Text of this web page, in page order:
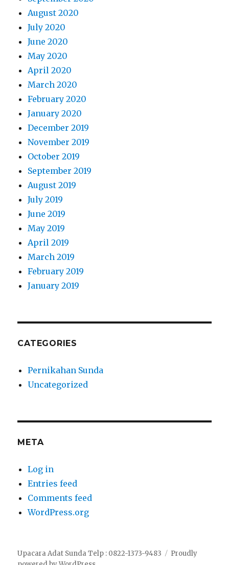
August 2020
July 2020
June 2020
May 2020
April 2020
March 2020
February 2020
January 2020
December 2019
November 2019
October 2019
September 2019
August 2019
July 2019
June 2019
May 2019
April 2019
March 2019
February 2019
January 2019
CATEGORIES
Pernikahan Sunda
Uncategorized
META
Log in
Entries feed
Comments feed
WordPress.org
Upacara Adat Sunda Telp : 0822-1373-9483
Proudly